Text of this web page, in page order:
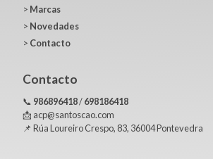
> Marcas
> Novedades
> Contacto
Contacto
📞 986896418/698186418
📩 acp@santoscao.com
📌 Rúa Loureiro Crespo, 83, 36004 Pontevedra